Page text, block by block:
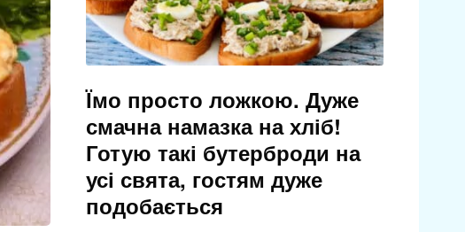
Їмо просто ложкою. Дуже
смачна намазка на хліб!
Готую такі бутерброди на
усі свята, гостям дуже
подобається